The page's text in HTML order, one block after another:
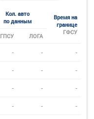
Кол. авто
по данным
Время на
границе
ГФСУ
ГПСУ ЛОГА
- - -
- - -
- - -
- - -